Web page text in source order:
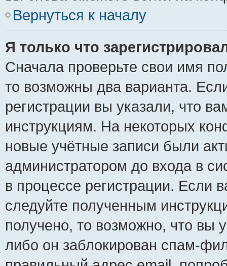
Вернуться к началу
Я только что
Сначала проверьте свои имя
то возможны два варианта.
регистрации вы указали, что
инструкциям. На некоторых
новые учётные записи были
администратором до входа в
в процессе регистрации.
следуйте полученным
получено, то возможно, что вы
либо он заблокирован спам-